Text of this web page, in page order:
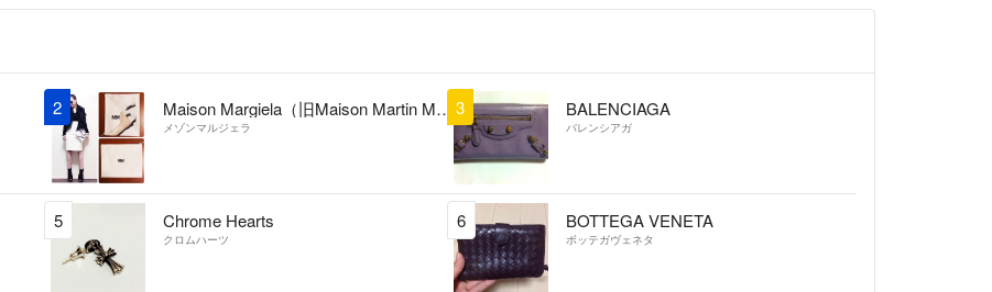
2 Maison Margiela（旧Maison Martin Margiela）
メゾンマルジェラ
3 BALENCIAGA
バレンシアガ
5 Chrome Hearts
クロムハーツ
6 BOTTEGA VENETA
ボッテガヴェネタ